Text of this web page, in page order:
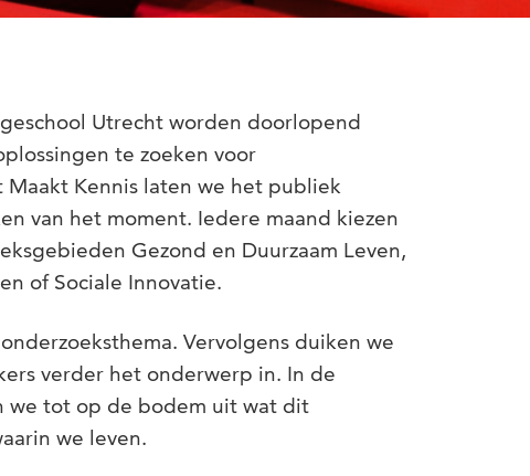
Utrecht worden doorlopend
te zoeken voor
Kennis laten we het publiek
van het moment. Iedere maand kiezen
Gezond en Duurzaam Leven,
of Sociale Innovatie.
Vervolgens duiken we
verder het onderwerp in. In de
we tot op de bodem uit wat dit
we leven.